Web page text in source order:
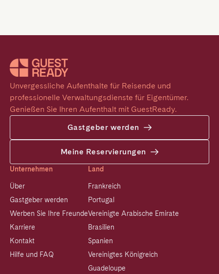
Unvergessliche Aufenthalte für Reisende und
professionelle Verwaltungsdienste für Eigentümer.
Genießen Sie Ihren Aufenthalt mit GuestReady.
Gastgeber werden
Meine Reservierungen
Unternehmen
Über
Gastgeber werden
Werben Sie Ihre Freunde
Karriere
Kontakt
Hilfe und FAQ
Land
Frankreich
Portugal
Vereinigte Arabische Emirate
Brasilien
Spanien
Vereinigtes Königreich
Guadeloupe